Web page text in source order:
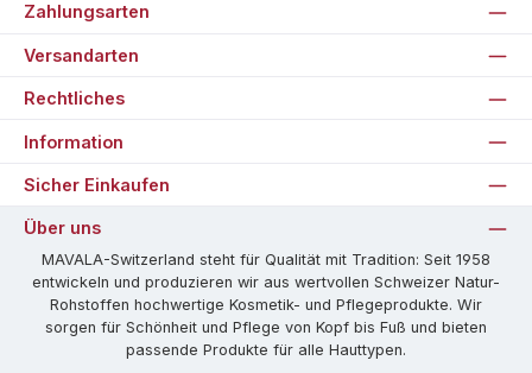
Rechtliches
Information
Zahlungsarten
Versandarten
Sicher Einkaufen
Über uns
MAVALA-Switzerland steht für Qualität mit Tradition: Seit 1958
entwickeln und produzieren wir aus wertvollen Schweizer Natur-
Rohstoffen hochwertige Kosmetik- und Pflegeprodukte. Wir
sorgen für Schönheit und Pflege von Kopf bis Fuß und bieten
passende Produkte für alle Hauttypen.